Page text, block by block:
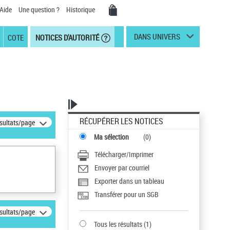
Aide Une question ? Historique
COTE NOTICES D'AUTORITÉ DANS UNIVERS
page
page
RÉCUPÉRER LES NOTICES
Ma sélection (0)
Télécharger/Imprimer
Envoyer par courriel
Exporter dans un tableau
Transférer pour un SGB
Tous les résultats(1)